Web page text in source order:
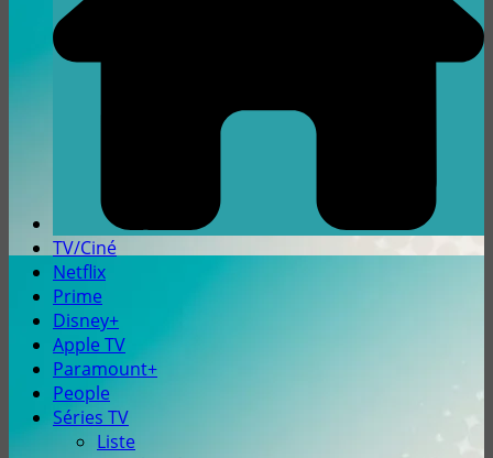
TV/Ciné
Netflix
Prime
Disney+
Apple TV
Paramount+
People
Séries TV
Liste